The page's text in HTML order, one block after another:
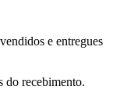
e entregues
do recebimento.